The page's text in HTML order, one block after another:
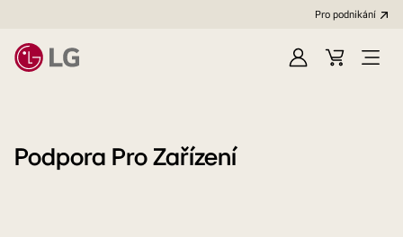
Pro podnikání
Přihlásit
Váš
Open
Podpora Pro Zařízení